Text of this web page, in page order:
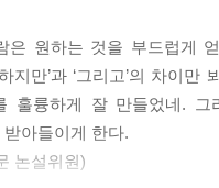
펀치를 받아내는 충격흡
.
학력에 관한 질문이 제일
어느 학교를 나왔느냐고
게 어디냐고 되물었죠. 전
에 대해 공감하는 법, 힘에
그것이다.
는 대화의 기술
은 원하는 것을 부드럽게
지만’과 ‘그리고’의 차이
훌륭하게 잘 만들었네.
아들이게 한다.
논설위원)